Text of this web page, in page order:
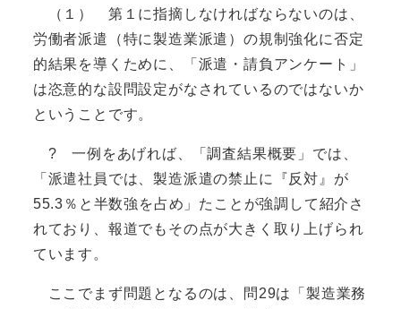
（１） 第１に指摘しなければならないのは、
労働者派遣（特に製造業派遣）の規制強化に否定
的結果を導くために、「派遣・請負アンケート」
は恣意的な設問設定がなされているのではないか
ということです。
? 一例をあげれば、「調査結果概要」では、
「派遣社員では、製造派遣の禁止に『反対』が
55.3％と半数強を占め」たことが強調して紹介さ
れており、報道でもその点が大きく取り上げられ
ています。
ここでまず問題となるのは、問29は「製造業務